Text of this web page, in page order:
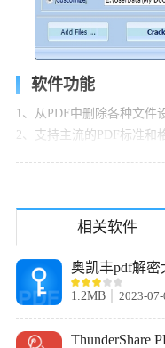
软件功能
1、从PDF中删除各种文件
2、支持主流的PDF标准和
安装方法
1、双击压缩文件中的EXE
2、选择接受使用协议，点
相关软件
奥凯丰pdf解密
1.2MB 2023-07-
ThunderShare